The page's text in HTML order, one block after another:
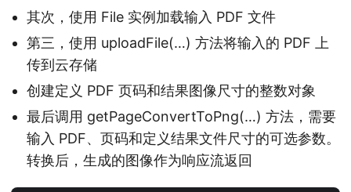
其次，使用 File 实例加载输入 PDF 文件
第三，使用 uploadFile(…) 方法将输入的 PDF 上
传到云存储
创建定义 PDF 页码和结果图像尺寸的整数对象
最后调用 getPageConvertToPng(…) 方法，需要
输入 PDF、页码和定义结果文件尺寸的可选参数。
转换后，生成的图像作为响应流返回